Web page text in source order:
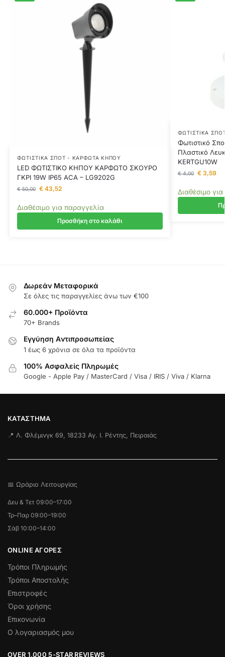
ΦΩΤΙΣΤΙΚΆ ΣΠΟΤ - ΚΑΡΦΩΤΆ ΚΉΠΟΥ
LED ΦΩΤΙΣΤΙΚΟ ΚΗΠΟΥ ΚΑΡΦΩΤΟ ΣΚΟΥΡΟ
ΓΚΡΙ 19W IP65 ACA – LG9202G
€50,00 €43,52
Διαθέσιμο για παραγγελία
Προσθήκη στο καλάθι
ΦΩΤΙΣΤΙΚΆ
Φωτιστικό
Πλαστικό
KERTGU10W
€4,00 €3,59
Διαθέσιμο
Δωρεάν Μεταφορικά
Σε όλες τις παραγγελίες άνω των €100
60.000+ Προϊόντα
70+ Brands
Εγγύηση Aντιπροσωπείας
1 έως 6 χρόνια σε όλα τα προϊόντα
100% Ασφαλείς Πληρωμές
Google - Apple Pay / MasterCard / Visa / IRIS / Viva / Klarna
ΚΑΤΆΣΤΗΜΑ
📍 Λ. Φλέμινγκ 69, 18233 Αγ. Ι. Ρέντης, Πειραιάς
📅 Ωράριο Λειτουργίας
Δευ & Τετ 09:00–17:00
Τρ–Παρ 09:00–19:00
Σάβ 10:00–14:00
ONLINE ΑΓΟΡΕΣ
Τρόποι Πληρωμής
Τρόποι Αποστολής
Επιστροφές
Όροι χρήσης
Επικονωνία
Ο λογαριασμός μου
OVER 1,000 5-STAR REVIEWS